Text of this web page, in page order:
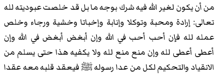
من أن يكون لغير الله فيه شرك بوجه ما بل قد خلصت عبوديته لله
تعالى: إرادة ومحبة وتوكلا وإنابة وإخباتا وخشية ورجاء وخلص
عمله لله فإن أحب أحب في الله وإن أبغض أبغض في الله وإن
أعطى أعطى لله وإن منع منع لله ولا يكفيه هذا حتى يسلم من
الانقياد والتحكيم لكل من عدا رسوله ﷺ فيعقد قلبه معه عقدا